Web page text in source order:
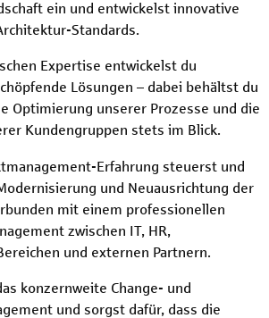
ein und entwickelst innovative
Standards.
Expertise entwickelst du
Lösungen – dabei behältst du
Optimierung unserer Prozesse und die
Kundengruppen stets im Blick.
Erfahrung steuerst und
und Neuausrichtung der
mit einem professionellen
zwischen IT, HR,
und externen Partnern.
konzernweite Change- und
und sorgst dafür, dass die